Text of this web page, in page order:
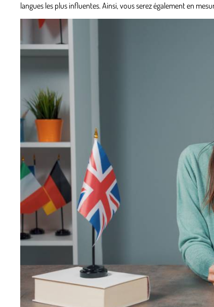
langues les plus influentes. Ainsi, vous serez également en